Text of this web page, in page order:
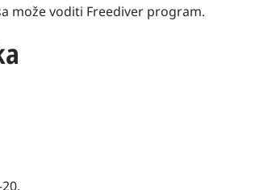
može voditi Freediver program.